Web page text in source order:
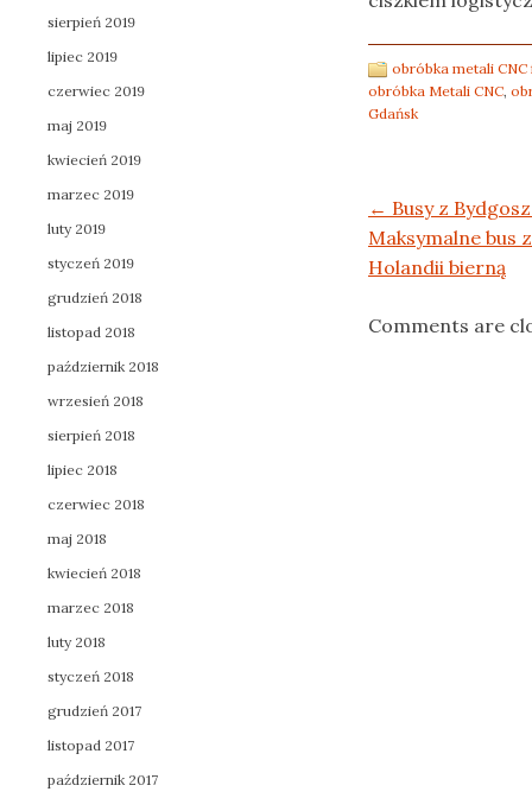
obróbka metali
obróbka Metali CNC,
Gdańsk
Post navigation
← Busy z
Maksymalne bus
Holandii bierną
Comments are
sierpień 2019
lipiec 2019
czerwiec 2019
maj 2019
kwiecień 2019
marzec 2019
luty 2019
styczeń 2019
grudzień 2018
listopad 2018
październik 2018
wrzesień 2018
sierpień 2018
lipiec 2018
czerwiec 2018
maj 2018
kwiecień 2018
marzec 2018
luty 2018
styczeń 2018
grudzień 2017
listopad 2017
październik 2017